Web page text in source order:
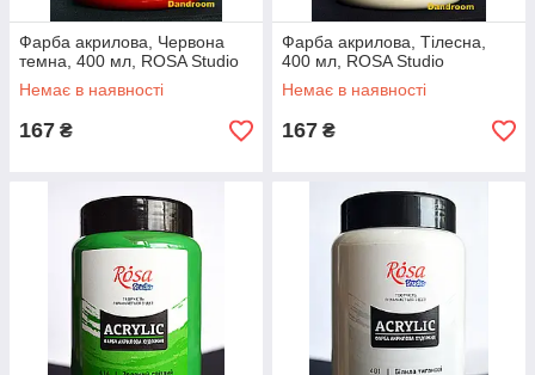
Фарба акрилова, Червона
темна, 400 мл, ROSA Studio
Немає в наявності
167 ₴
Фарба акрилова, Тілесна,
400 мл, ROSA Studio
Немає в наявності
167 ₴